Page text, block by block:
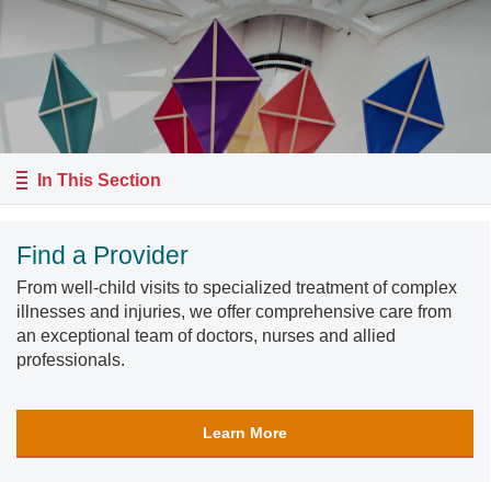
In This Section
Find a Provider
From well-child visits to specialized treatment of complex
illnesses and injuries, we offer comprehensive care from
an exceptional team of doctors, nurses and allied
professionals.
Learn More